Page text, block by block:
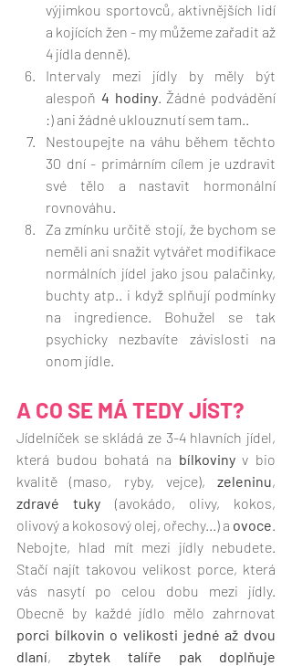
výjimkou sportovců, aktivnějších lidí
a kojících žen - my můžeme zařadit až
4 jídla denně).
Intervaly mezi jídly by měly být
alespoň 4 hodiny. Žádné podvádění
:) ani žádné uklouznutí sem tam..
Nestoupejte na váhu během těchto
30 dní - primárním cílem je uzdravit
své tělo a nastavit hormonální
rovnováhu.
Za zmínku určitě stojí, že bychom se
neměli ani snažit vytvářet modifikace
normálních jídel jako jsou palačinky,
buchty atp.. i když splňují podmínky
na ingredience. Bohužel se tak
psychicky nezbavíte závislosti na
onom jídle.
A CO SE MÁ TEDY JÍST?
Jídelníček se skládá ze 3-4 hlavních jídel,
která budou bohatá na bílkoviny v bio
kvalitě (maso, ryby, vejce), zeleninu
zdravé tuky (avokádo, olivy, kokos,
olivový a kokosový olej, ořechy...) a ovoce
Nebojte, hlad mít mezi jídly nebudete.
Stačí najít takovou velikost porce, která
vás nasytí po celou dobu mezi jídly.
porci bílkovin o velikosti jedné až dvou
dlaní, zbytek talíře pak doplňuje